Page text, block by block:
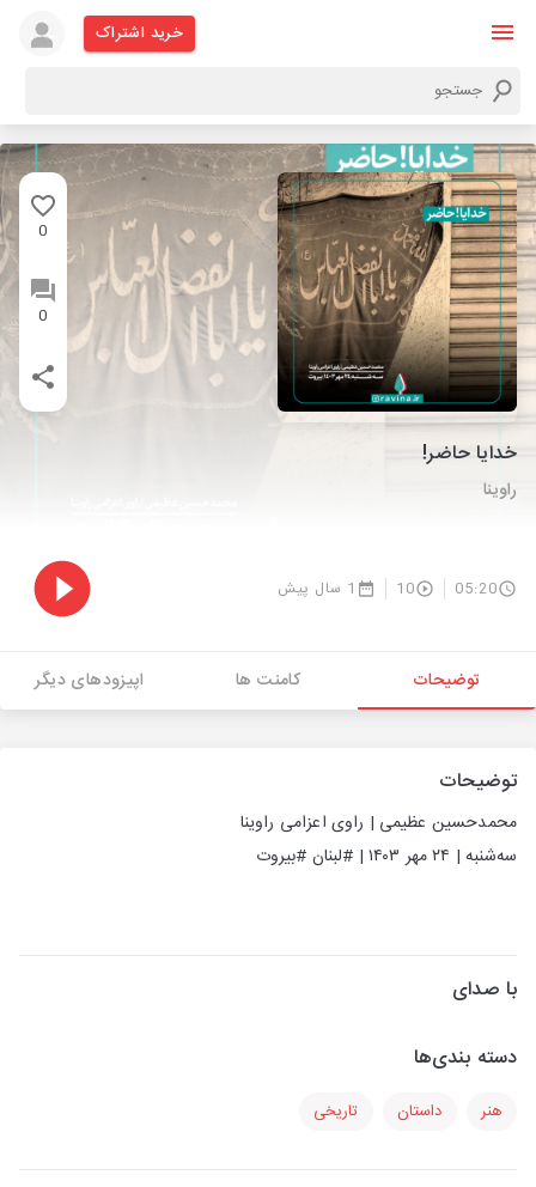
خرید اشتراک
0
0
خدایا حاضر!
راوینا
05:20
10 1 سال پیش
توضیحات کامنت ها اپیزودهای دیگر
توضیحات
محمدحسین عظیمی | راوی اعزامی راوینا
سه‌شنبه | ۲۴ مهر ۱۴۰۳ |
#لبنان #بیروت
با صدای
دسته بندی‌ها
هنر داستان تاریخی